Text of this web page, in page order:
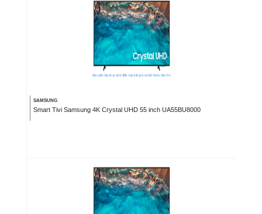
SAMSUNG
Smart Tivi Samsung 4K Crystal UHD 55 inch UA55BU8000